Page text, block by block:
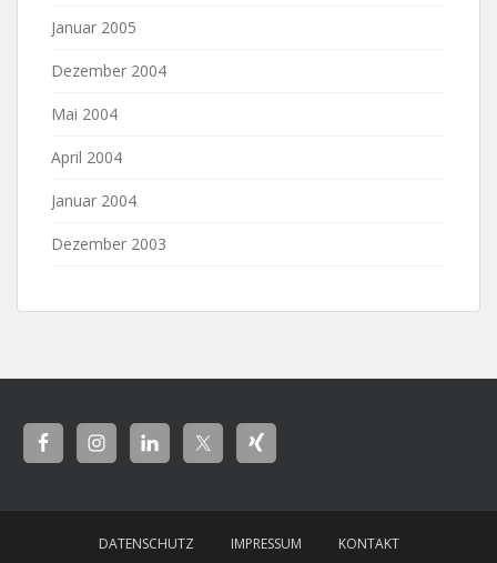
Januar 2005
Dezember 2004
Mai 2004
April 2004
Januar 2004
Dezember 2003
DATENSCHUTZ IMPRESSUM KONTAKT